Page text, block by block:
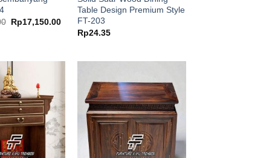
Harga
aslinya
Rp17,150.00Harga
Table Design Premium Style
FT-203
Rp24.35